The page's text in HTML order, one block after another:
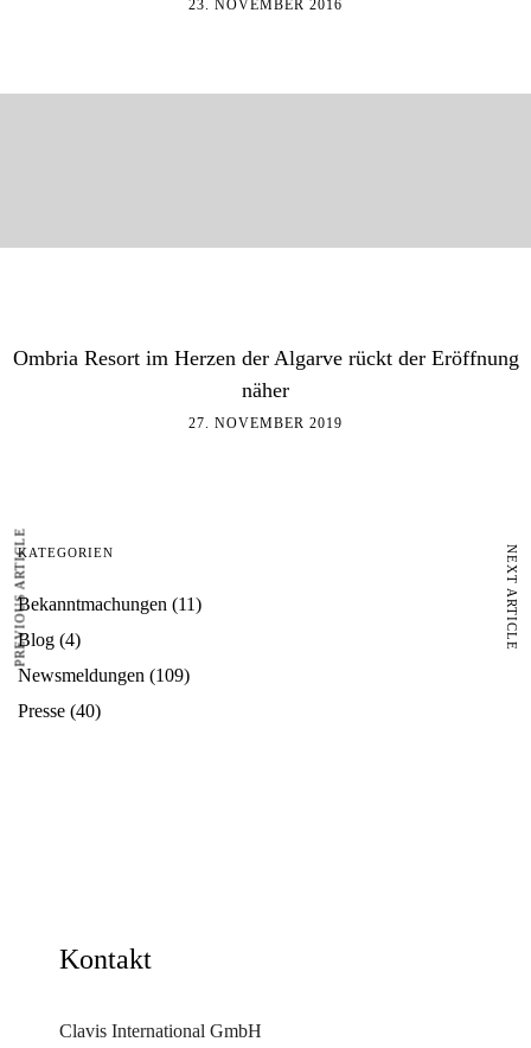
23. NOVEMBER 2016
Ombria Resort im Herzen der Algarve rückt der Eröffnung
näher
27. NOVEMBER 2019
PREVIOUS ARTICLE NEXT ARTICLE
KATEGORIEN
Bekanntmachungen (11)
Blog (4)
Newsmeldungen (109)
Presse (40)
Kontakt
Clavis International GmbH